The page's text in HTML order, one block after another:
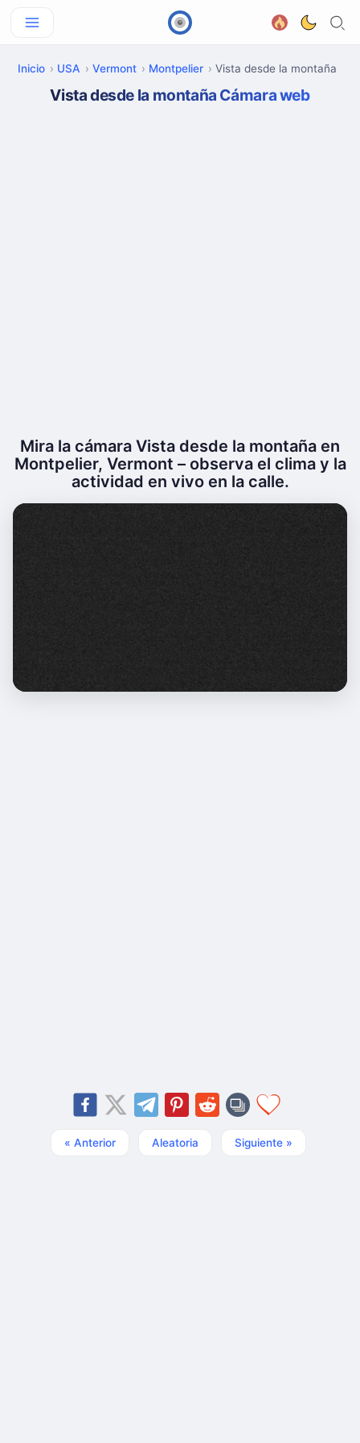
Inicio USA Vermont Montpelier Vista desde la montaña
Vista desde la montaña Cámara web
Mira la cámara Vista desde la montaña en
Montpelier, Vermont – observa el clima y la
actividad en vivo en la calle.
« Anterior Aleatoria Siguiente »